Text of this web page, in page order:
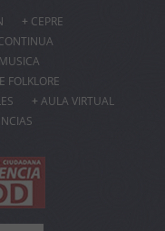
CEPRE
FOLKLORE
AULA VIRTUAL